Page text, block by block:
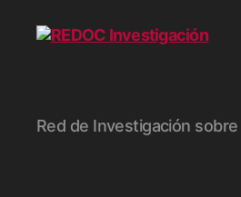
REDOC
Investigación
Red de Investigación